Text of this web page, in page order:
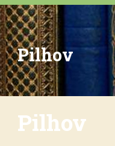
Pilhov
Pilhov